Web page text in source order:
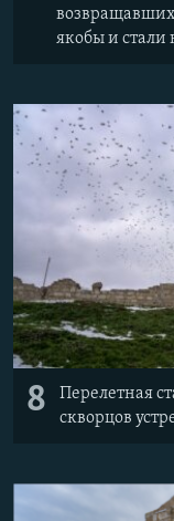
якобы и стали
8
Перелетная
скворцов